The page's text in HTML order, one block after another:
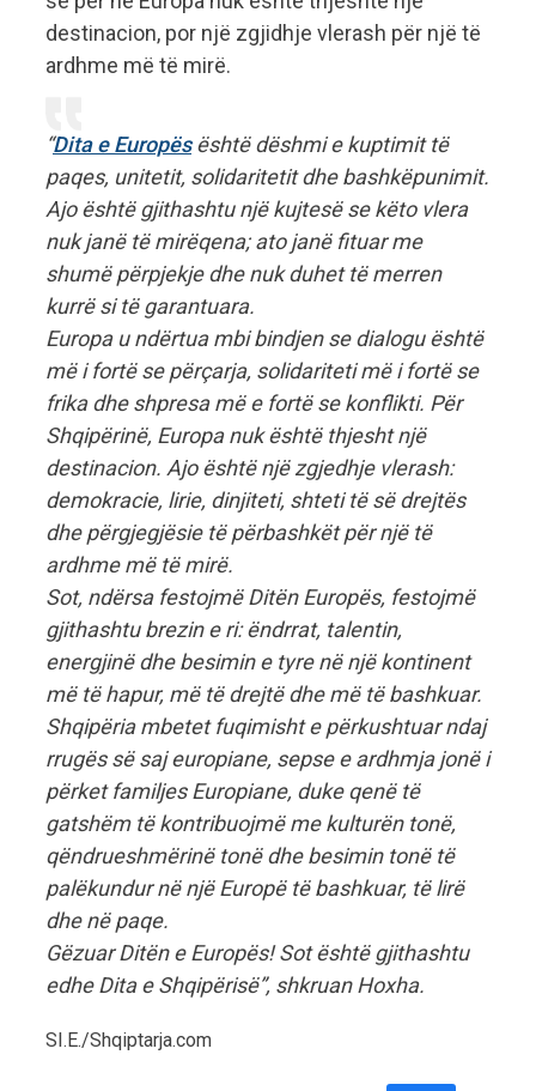
destinacion, por një zgjidhje vlerash për një të
ardhme më të mirë.
“Dita e Europësështë dëshmi e kuptimit të
paqes, unitetit, solidaritetit dhe bashkëpunimit.
Ajo është gjithashtu një kujtesë se këto vlera
nuk janë të mirëqena; ato janë fituar me
shumë përpjekje dhe nuk duhet të merren
kurrë si të garantuara.
Europa u ndërtua mbi bindjen se dialogu është
më i fortë se përçarja, solidariteti më i fortë se
frika dhe shpresa më e fortë se konflikti. Për
Shqipërinë, Europa nuk është thjesht një
destinacion. Ajo është një zgjedhje vlerash:
demokracie, lirie, dinjiteti, shteti të së drejtës
dhe përgjegjësie të përbashkët për një të
ardhme më të mirë.
Sot, ndërsa festojmë Ditën Europës, festojmë
gjithashtu brezin e ri: ëndrrat, talentin,
energjinë dhe besimin e tyre në një kontinent
më të hapur, më të drejtë dhe më të bashkuar.
Shqipëria mbetet fuqimisht e përkushtuar ndaj
rrugës së saj europiane, sepse e ardhmja jonë i
përket familjes Europiane, duke qenë të
gatshëm të kontribuojmë me kulturën tonë,
qëndrueshmërinë tonë dhe besimin tonë të
palëkundur në një Europë të bashkuar, të lirë
dhe në paqe.
Gëzuar Ditën e Europës! Sot është gjithashtu
edhe Dita e Shqipërisë”, shkruan Hoxha.
SI.E./Shqiptarja.com